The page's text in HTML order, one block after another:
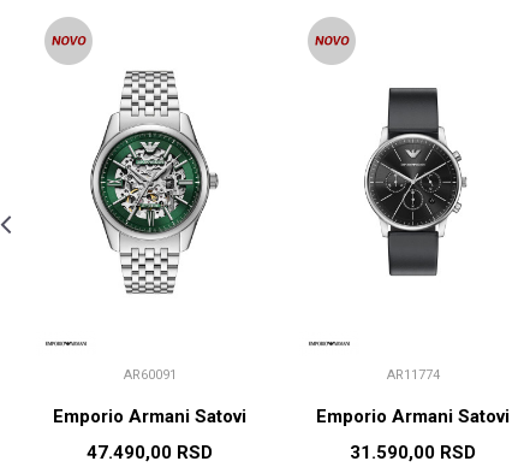
AR60091
Emporio Armani Satovi
47.490,00 RSD
AR11774
Emporio Armani Satovi
31.590,00 RSD